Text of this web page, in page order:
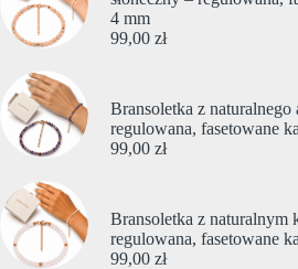
4 mm
99,00 zł
Bransoletka z naturalnego
regulowana, fasetowane
99,00 zł
Bransoletka z naturalnym
regulowana, fasetowane
99,00 zł